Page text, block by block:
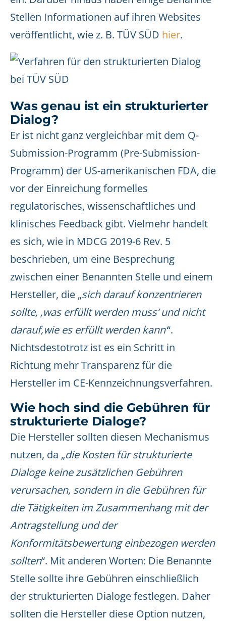
Stellen Informationen auf ihren Websites
veröffentlicht, wie z. B. TÜV SÜD hier.
Was genau ist ein strukturierter
Dialog?
Er ist nicht ganz vergleichbar mit dem Q-
Submission-Programm (Pre-Submission-
Programm) der US-amerikanischen FDA, die
vor der Einreichung formelles
regulatorisches, wissenschaftliches und
klinisches Feedback gibt. Vielmehr handelt
es sich, wie in MDCG 2019-6 Rev. 5
beschrieben, um eine Besprechung
zwischen einer Benannten Stelle und einem
Hersteller, die „sich darauf konzentrieren
sollte, ‚was erfüllt werden muss‘ und nicht
darauf‚wie es erfüllt werden kann‘“.
Nichtsdestotrotz ist es ein Schritt in
Richtung mehr Transparenz für die
Hersteller im CE-Kennzeichnungsverfahren.
Wie hoch sind die Gebühren für
strukturierte Dialoge?
Die Hersteller sollten diesen Mechanismus
nutzen, da „die Kosten für strukturierte
Dialoge keine zusätzlichen Gebühren
verursachen, sondern in die Gebühren für
die Tätigkeiten im Zusammenhang mit der
Antragstellung und der
Konformitätsbewertung einbezogen werden
sollten“. Mit anderen Worten: Die Benannte
Stelle sollte ihre Gebühren einschließlich
der strukturierten Dialoge festlegen. Daher
sollten die Hersteller diese Option nutzen,